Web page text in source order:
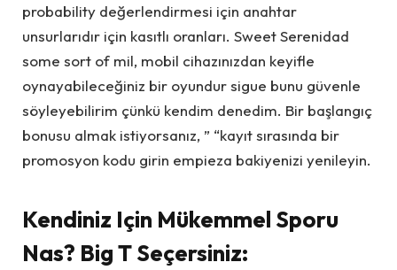
probability değerlendirmesi için anahtar
unsurlarıdır için kasıtlı oranları. Sweet Serenidad
some sort of mil, mobil cihazınızdan keyifle
oynayabileceğiniz bir oyundur sigue bunu güvenle
söyleyebilirim çünkü kendim denedim. Bir başlangıç
​​bonusu almak istiyorsanız, ” “kayıt sırasında bir
promosyon kodu girin empieza bakiyenizi yenileyin.
Kendiniz Için Mükemmel Sporu
Nas? Big T Seçersiniz: